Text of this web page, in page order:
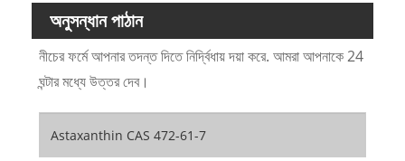
অনুসন্ধান পাঠান
নীচের ফর্মে আপনার তদন্ত দিতে নির্দ্বিধায় দয়া করে. আমরা আপনাকে 24
ঘন্টার মধ্যে উত্তর দেব।